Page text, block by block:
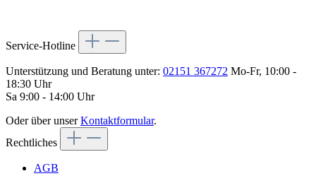
Service-Hotline
Unterstützung und Beratung unter: 02151 367272 Mo-Fr, 10:00 -
18:30 Uhr
Sa 9:00 - 14:00 Uhr
Oder über unserKontaktformular.
Rechtliches
AGB